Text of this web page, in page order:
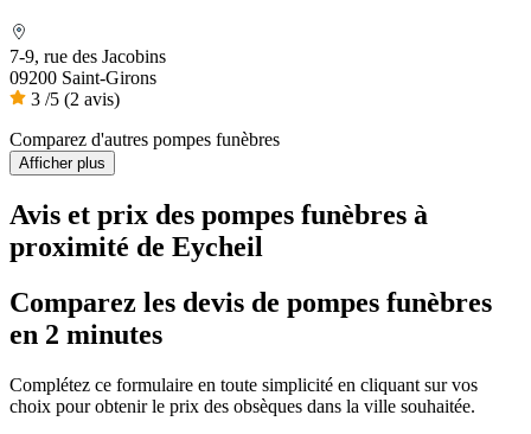
7-9, rue des Jacobins
09200 Saint-Girons
3 /5 (2 avis)
Comparez d'autres pompes funèbres
Afficher plus
Avis et prix des pompes funèbres à
proximité de Eycheil
Comparez les devis de pompes funèbres
en 2 minutes
Complétez ce formulaire en toute simplicité en cliquant sur vos
choix pour obtenir le prix des obsèques dans la ville souhaitée.